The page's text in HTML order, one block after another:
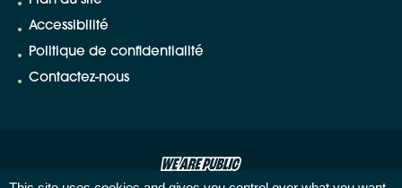
Accessibilité
Politique de confidentialité
Contactez-nous